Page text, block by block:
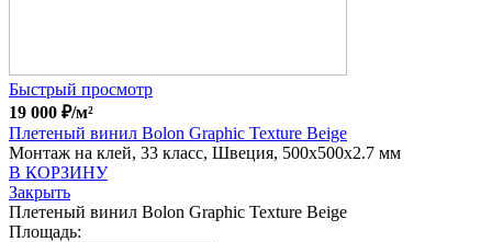
Быстрый просмотр
19 000 ₽/м²
Плетеный винил Bolon Graphic Texture Beige
Монтаж на клей, 33 класс, Швеция, 500x500x2.7 мм
В КОРЗИНУ
Закрыть
Плетеный винил Bolon Graphic Texture Beige
Площадь: